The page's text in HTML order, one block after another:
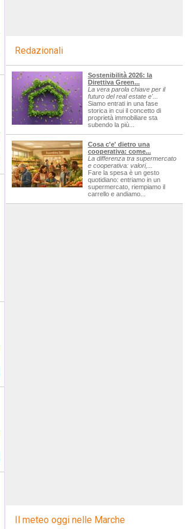
Redazionali
Sostenibilità 2026: la
Direttiva Green...
La vera parola chiave per il
futuro del real estate e'...
Siamo entrati in una fase
storica in cui il concetto di
proprietà immobiliare sta
subendo la più...
Cosa c'e' dietro una
cooperativa: come...
La differenza tra supermercato
e cooperativa: valori,...
Fare la spesa è un gesto
quotidiano: entriamo in un
supermercato, riempiamo il
carrello e andiamo...
Il meteo oggi nelle Marche